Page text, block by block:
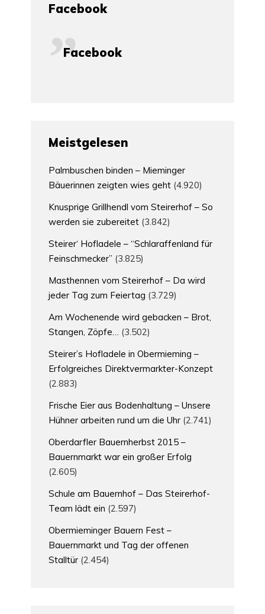
Facebook
Facebook
Meistgelesen
Palmbuschen binden – Mieminger
Bäuerinnen zeigten wies geht (4.920)
Knusprige Grillhendl vom Steirerhof – So
werden sie zubereitet (3.842)
Steirer‘ Hofladele – “Schlaraffenland für
Feinschmecker” (3.825)
Masthennen vom Steirerhof – Da wird
jeder Tag zum Feiertag (3.729)
Am Wochenende wird gebacken – Brot,
Stangen, Zöpfe… (3.502)
Steirer’s Hofladele in Obermieming –
Erfolgreiches Direktvermarkter-Konzept
(2.883)
Frische Eier aus Bodenhaltung – Unsere
Hühner arbeiten rund um die Uhr (2.741)
Oberdarfler Bauernherbst 2015 –
Bauernmarkt war ein großer Erfolg
(2.605)
Schule am Bauernhof – Das Steirerhof-
Team lädt ein (2.597)
Obermieminger Bauern Fest –
Bauernmarkt und Tag der offenen
Stalltür (2.454)